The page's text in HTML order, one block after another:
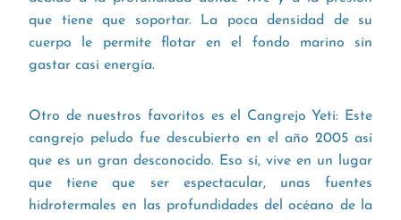
que tiene que soportar. La poca densidad de su
cuerpo le permite flotar en el fondo marino sin
gastar casi energía.
Otro de nuestros favoritos es el Cangrejo Yeti: Este
cangrejo peludo fue descubierto en el año 2005 así
que es un gran desconocido. Eso sí, vive en un lugar
que tiene que ser espectacular, unas fuentes
hidrotermales en las profundidades del océano de la